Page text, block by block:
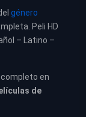
género
Peli HD
– Latino –
completo en
de